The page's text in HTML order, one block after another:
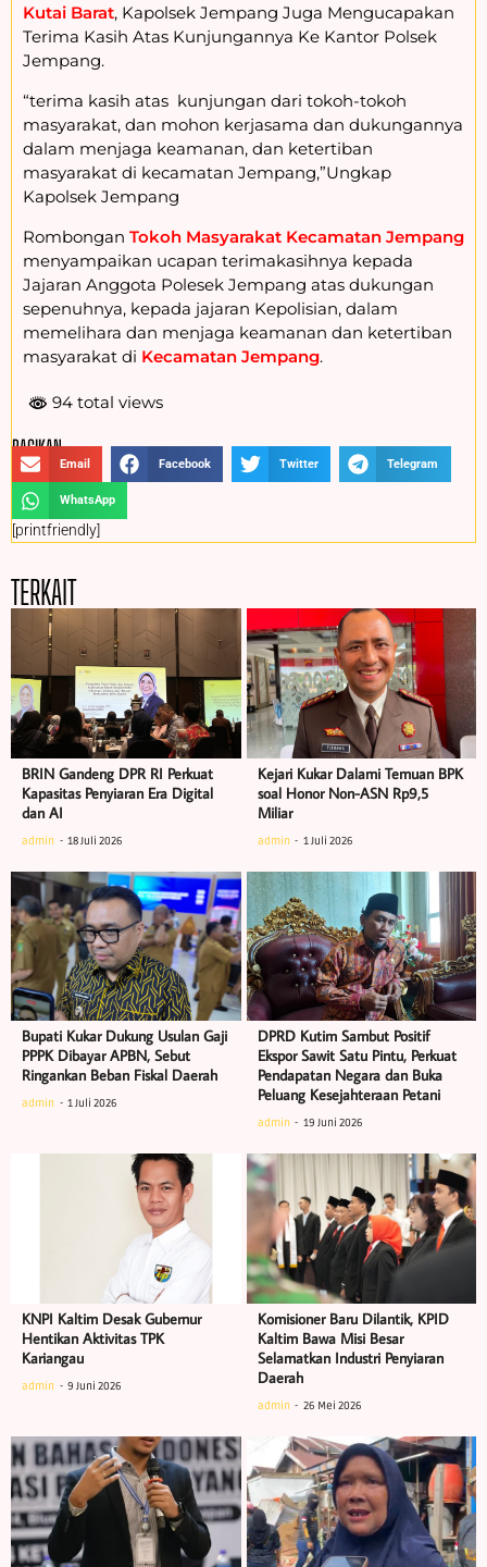
Kutai Barat, Kapolsek Jempang Juga Mengucapakan
Terima Kasih Atas Kunjungannya Ke Kantor Polsek
Jempang.
“terima kasih atas kunjungan dari tokoh-tokoh
masyarakat, dan mohon kerjasama dan dukungannya
dalam menjaga keamanan, dan ketertiban
masyarakat di kecamatan Jempang,”Ungkap
Kapolsek Jempang
Rombongan Tokoh Masyarakat Kecamatan Jempang
menyampaikan ucapan terimakasihnya kepada
Jajaran Anggota Polesek Jempang atas dukungan
sepenuhnya, kepada jajaran Kepolisian, dalam
memelihara dan menjaga keamanan dan ketertiban
masyarakat di Kecamatan Jempang.
94 total views
BAGIKAN :
Email Facebook Twitter Telegram
WhatsApp
[printfriendly]
TERKAIT
BRIN Gandeng DPR RI Perkuat
Kapasitas Penyiaran Era Digital
dan AI
admin 18 Juli 2026
Kejari Kukar Dalami Temuan BPK
soal Honor Non-ASN Rp9,5
Miliar
admin 1 Juli 2026
Bupati Kukar Dukung Usulan Gaji
PPPK Dibayar APBN, Sebut
Ringankan Beban Fiskal Daerah
admin 1 Juli 2026
DPRD Kutim Sambut Positif
Ekspor Sawit Satu Pintu, Perkuat
Pendapatan Negara dan Buka
Peluang Kesejahteraan Petani
admin 19 Juni 2026
KNPI Kaltim Desak Gubernur
Hentikan Aktivitas TPK
Kariangau
admin 9 Juni 2026
Komisioner Baru Dilantik, KPID
Kaltim Bawa Misi Besar
Selamatkan Industri Penyiaran
Daerah
admin 26 Mei 2026